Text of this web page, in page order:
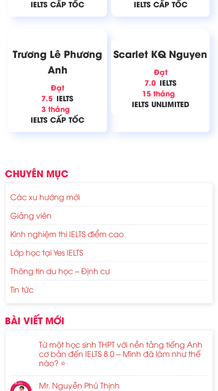
IELTS CẤP TỐC IELTS CẤP TỐC
Trương Lê Phương
Anh
Đạt
7.5 IELTS
3 tháng
IELTS CẤP TỐC
Scarlet KQ Nguyen
Đạt
7.0 IELTS
15 tháng
IELTS UNLIMITED
CHUYÊN MỤC
Các xu hướng mới
Giảng viên
Kinh nghiệm thi IELTS điểm cao
Lớp học tại Yes IELTS
Thông tin du học – Định cư
Tin tức
BÀI VIẾT MỚI
Từ một học sinh THPT với nền tảng tiếng Anh
cơ bản đến IELTS 8.0 – Mình đã làm như thế
nào? ⭐
Mr. Nguyễn Phú Thịnh